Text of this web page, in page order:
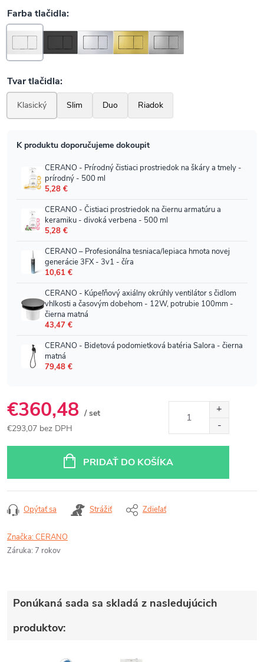
€360,48 / set
€293,07 bez DPH
PRIDAŤ DO KOŠÍKA
Opýtať sa Strážiť Zdieľať
Značka:CERANO
Záruka: 7 rokov
Ponúkaná sada sa skladá z nasledujúcich
produktov: